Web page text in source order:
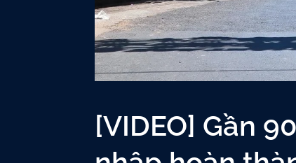
[VIDEO] Gần